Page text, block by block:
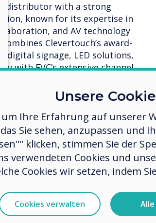
distributor with a strong
known for its expertise in
and AV technology
Clevertouch’s award-
digital signage, LED solutions,
with FVC’s extensive channel
our presence in the
to make collaborative
across key sectors, including
and retail,” said Ian
at Clevertouch. “FVC’s
make them the ideal
support our customers.”
and experience
in action, meet Ashley Helm,
Clevertouch, and the FVC team
Unsere
Ihre Erfahrung auf unserer
Sie sehen, anzupassen und
klicken, stimmen Sie der
verwendeten Cookies und
Cookies wir setzen, indem
Cookies verwalten